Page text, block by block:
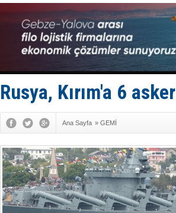
Rusya, Kırım'a 6
Ana Sayfa » GEMİ